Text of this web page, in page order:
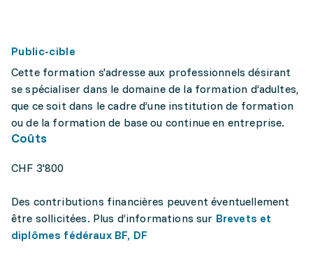
Public-cible
Cette formation s'adresse aux professionnels désirant
se spécialiser dans le domaine de la formation d’adultes,
que ce soit dans le cadre d’une institution de formation
ou de la formation de base ou continue en entreprise.
Coûts
CHF 3'800
Des contributions financières peuvent éventuellement
être sollicitées. Plus d’informations sur Brevets et
diplômes fédéraux BF, DF